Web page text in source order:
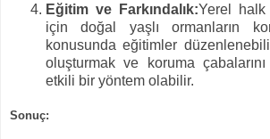
Eğitim ve Farkındalık:Yerel
için doğal yaşlı ormanların
konusunda eğitimler
oluşturmak ve koruma
etkili bir yöntem olabilir.
Sonuç: